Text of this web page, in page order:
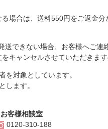
場合は、送料550円をご返金
できない場合、お客様へご連
キャンセルさせていただきます
を対象としています。
します。
お客様相談室
0120-310-188